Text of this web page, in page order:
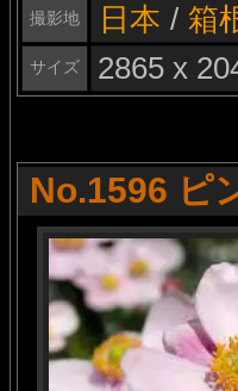
撮影地 日本 / 箱
サイズ 2865 x
No.1596 ピ